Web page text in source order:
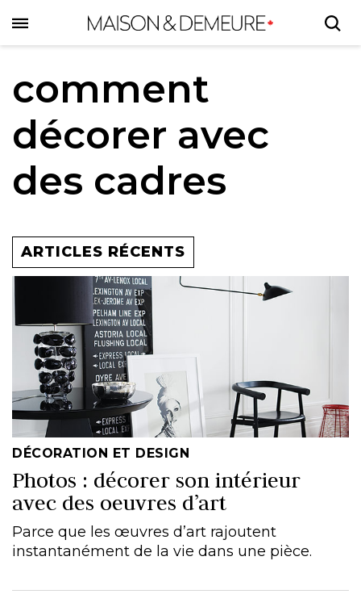
to
main
comment
décorer avec
des cadres
ARTICLES RÉCENTS
DÉCORATION ET DESIGN
Photos : décorer son intérieur
avec des oeuvres d’art
Parce que les œuvres d’art rajoutent
instantanément de la vie dans une pièce.